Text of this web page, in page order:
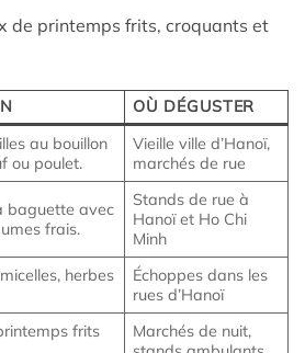
de printemps frits, croquants et
OÙ DÉGUSTER
au bouillon
ou poulet.
Vieille ville d’Hanoï,
marchés de rue
baguette avec
frais.
Stands de rue à
Hanoï et Ho Chi
Minh
herbes
Échoppes dans les
rues d’Hanoï
frits
Marchés de nuit,